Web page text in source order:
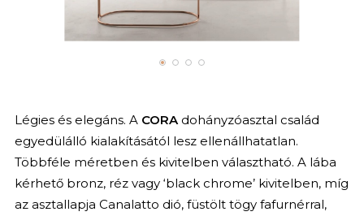
Légies és elegáns. A CORAdohányzóasztal család
egyedülálló kialakításától lesz ellenállhatatlan.
Többféle méretben és kivitelben választható. A lába
kérhető bronz, réz vagy ‘black chrome’ kivitelben, míg
az asztallapja Canalatto dió, füstölt tögy fafurnérral,